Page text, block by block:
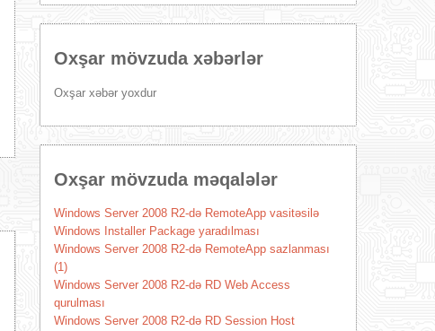
Oxşar mövzuda xəbərlər
Oxşar xəbər yoxdur
Oxşar mövzuda məqalələr
Windows Server 2008 R2-də RemoteApp vasitəsilə
Windows Installer Package yaradılması
Windows Server 2008 R2-də RemoteApp sazlanması
(1)
Windows Server 2008 R2-də RD Web Access
qurulması
Windows Server 2008 R2-də RD Session Host